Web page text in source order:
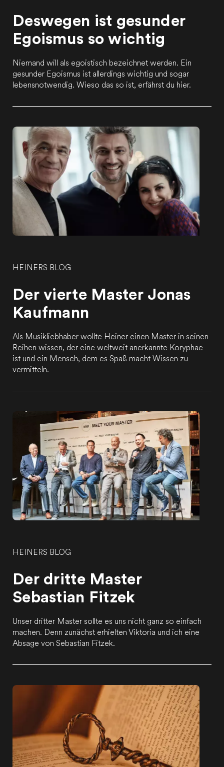
Deswegen ist gesunder
Egoismus so wichtig
Niemand will als egoistisch bezeichnet werden. Ein
gesunder Egoismus ist allerdings wichtig und sogar
lebensnotwendig. Wieso das so ist, erfährst du hier.
HEINERS BLOG
Der vierte Master Jonas
Kaufmann
Als Musikliebhaber wollte Heiner einen Master in seinen
Reihen wissen, der eine weltweit anerkannte Koryphäe
ist und ein Mensch, dem es Spaß macht Wissen zu
vermitteln.
HEINERS BLOG
Der dritte Master
Sebastian Fitzek
Unser dritter Master sollte es uns nicht ganz so einfach
machen. Denn zunächst erhielten Viktoria und ich eine
Absage von Sebastian Fitzek.